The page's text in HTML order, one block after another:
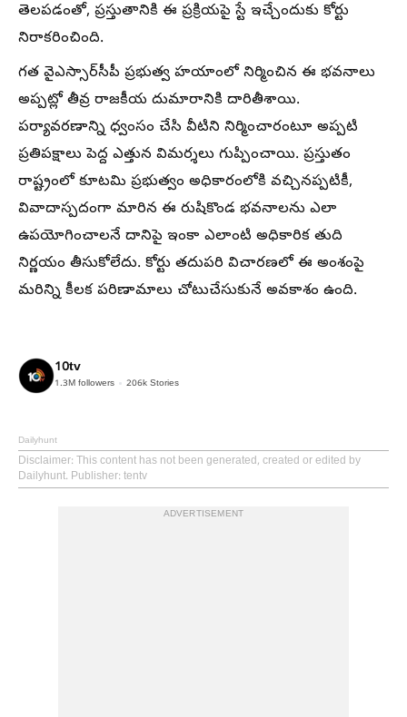
తెలపడంతో, ప్రస్తుతానికి ఈ ప్రక్రియపై స్టే ఇచ్చేందుకు కోర్టు
నిరాకరించింది.
గత వైఎస్సార్‌సీపీ ప్రభుత్వ హయాంలో నిర్మించిన ఈ భవనాలు
అప్పట్లో తీవ్ర రాజకీయ దుమారానికి దారితీశాయి.
పర్యావరణాన్ని ధ్వంసం చేసి వీటిని నిర్మించారంటూ అప్పటి
ప్రతిపక్షాలు పెద్ద ఎత్తున విమర్శలు గుప్పించాయి. ప్రస్తుతం
రాష్ట్రంలో కూటమి ప్రభుత్వం అధికారంలోకి వచ్చినప్పటికీ,
వివాదాస్పదంగా మారిన ఈ రుషికొండ భవనాలను ఎలా
ఉపయోగించాలనే దానిపై ఇంకా ఎలాంటి అధికారిక తుది
నిర్ణయం తీసుకోలేదు. కోర్టు తదుపరి విచారణలో ఈ అంశంపై
మరిన్ని కీలక పరిణామాలు చోటుచేసుకునే అవకాశం ఉంది.
10tv
1.3M followers 206k Stories
Dailyhunt
Disclaimer: This content has not been generated, created or edited by
Dailyhunt. Publisher: tentv
ADVERTISEMENT